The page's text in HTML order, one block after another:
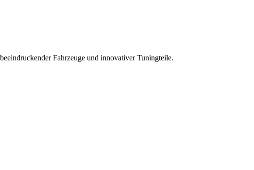
Fahrzeuge und innovativer Tuningteile.